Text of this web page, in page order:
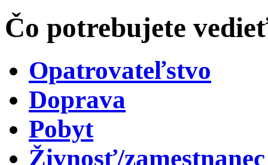
Čo potrebujete
Opatrovateľstvo
Doprava
Pobyt
Živnosť/zamestnanec